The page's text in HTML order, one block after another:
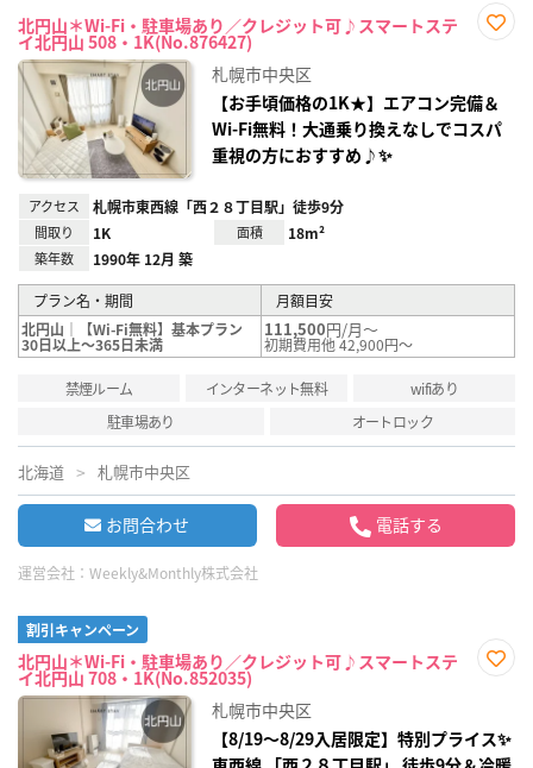
北円山＊Wi-Fi・駐車場あり／クレジット可♪スマートステ
イ北円山 508・1K(No.876427)
録
札幌市中央区
【お手頃価格の1K★】エアコン完備＆
Wi-Fi無料！大通乗り換えなしでコスパ
重視の方におすすめ♪✨
アクセス 札幌市東西線「西２８丁目駅」徒歩9分
間取り 1K 面積 18m²
築年数 1990年 12月 築
プラン名・期間
月額目安
北円山｜【Wi-Fi無料】基本プラン
30日以上～365日未満
111,500円/月～
初期費用他 42,900円～
禁煙ルーム インターネット無料
wifiあり
駐車場あり
オートロック
北海道 札幌市中央区
お問合わせ 電話する
運営会社： Weekly&Monthly株式会社
割引キャンペーン
北円山＊Wi-Fi・駐車場あり／クレジット可♪スマートステ
イ北円山 708・1K(No.852035)
録
札幌市中央区
【8/19〜8/29入居限定】特別プライス✨